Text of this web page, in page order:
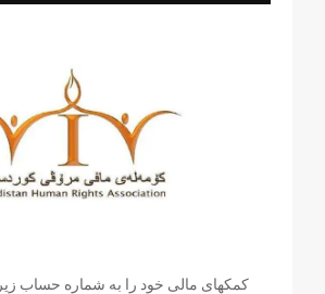
کمکهای مالی خود را به شماره حساب زیر